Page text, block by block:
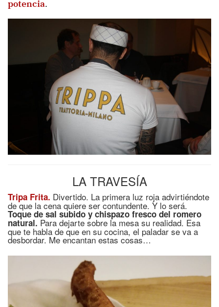
potencia.
LA TRAVESÍA
Tripa Frita. Divertido. La primera luz roja advirtiéndote
de que la cena quiere ser contundente. Y lo será.
Toque de sal subido y chispazo fresco del romero
natural. Para dejarte sobre la mesa su realidad. Esa
que te habla de que en su cocina, el paladar se va a
desbordar. Me encantan estas cosas…